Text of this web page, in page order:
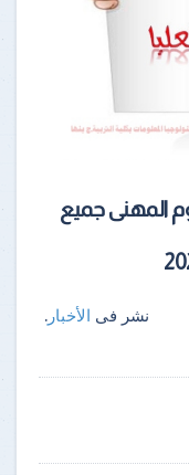
المهنى جميع
نشر فى الأخبار .